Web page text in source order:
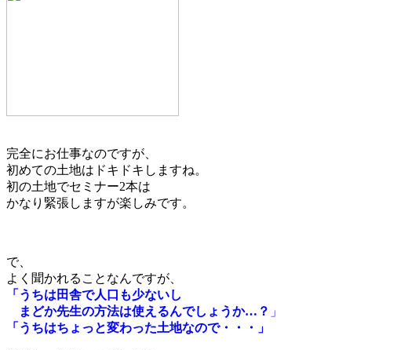
完全にお仕事なのですが、
初めての土地はドキドキしますね。
初の土地でセミナー2本は
かなり緊張しますが楽しみです。
で、
よく聞かれることなんですが、
「うちは田舎で人口も少ないし
まどか先生の方法は使えるんでしょうか…？ 」
「うちはちょっと変わった土地なので・・・」